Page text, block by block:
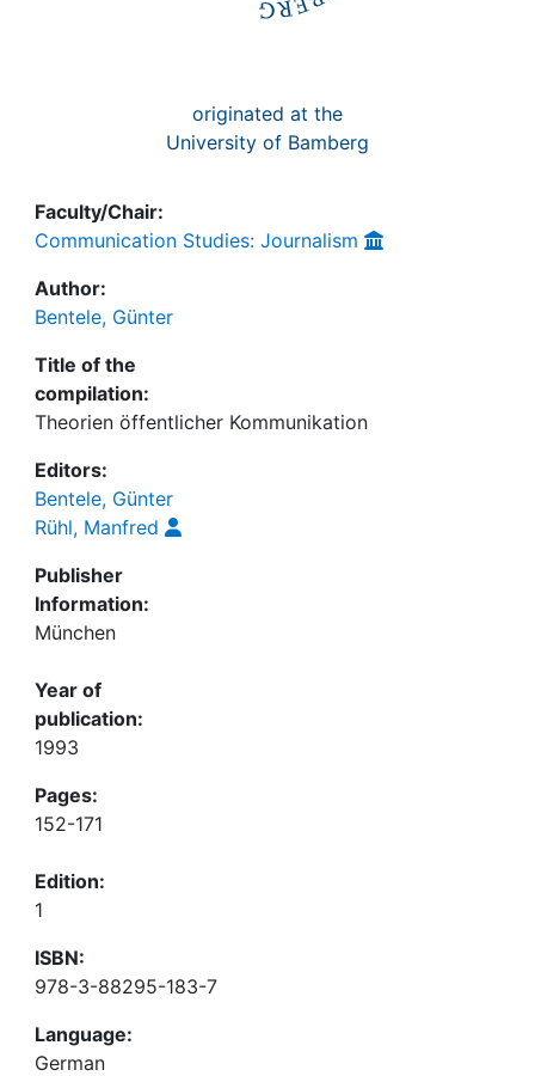
originated at the
University of Bamberg
Faculty/Chair:
Communication Studies: Journalism
Author:
Bentele, Günter
Title of the
compilation:
Theorien öffentlicher Kommunikation
Editors:
Bentele, Günter
Rühl, Manfred
Publisher
Information:
München
Year of
publication:
1993
Pages:
152-171
Edition:
1
ISBN:
978-3-88295-183-7
Language:
German